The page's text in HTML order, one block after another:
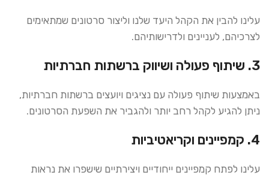
עלינו להבין את הקהל היעד שלנו וליצור סרטונים שמתאימים
לצרכיהם, לעניינים ולדרישותיהם.
3. שיתוף פעולה ושיווק ברשתות חברתיות
באמצעות שיתוף פעולה עם נציגים ויועצים ברשתות חברתיות,
ניתן להגיע לקהל רחב יותר ולהגביר את השפעת הסרטונים.
4. קמפיינים וקריאטיביות
עלינו לפתח קמפיינים ייחודיים ויצירתיים שישפרו את נראות